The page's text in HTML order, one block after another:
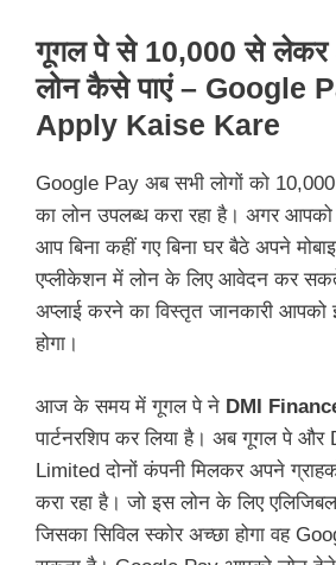
गूगल पे से 10,000 से लेकर
लोन कैसे पाएं – Google
Apply Kaise Kare
Google Pay अब सभी लोगों को
का लोन उपलब्ध करा रहा है। अगर
आप बिना कहीं गए बिना घर बैठे अपने
एप्लीकेशन में लोन के लिए आवेदन कर
अप्लाई करने का विस्तृत जानकारी आपको
होगा।
आज के समय में गूगल पे ने DMI
पार्टनरशिप कर लिया है। अब गूगल पे
Limited दोनों कंपनी मिलकर अपने
करा रहा है। जो इस लोन के लिए एलिजिबल
जिसका सिविल स्कोर अच्छा होगा वह